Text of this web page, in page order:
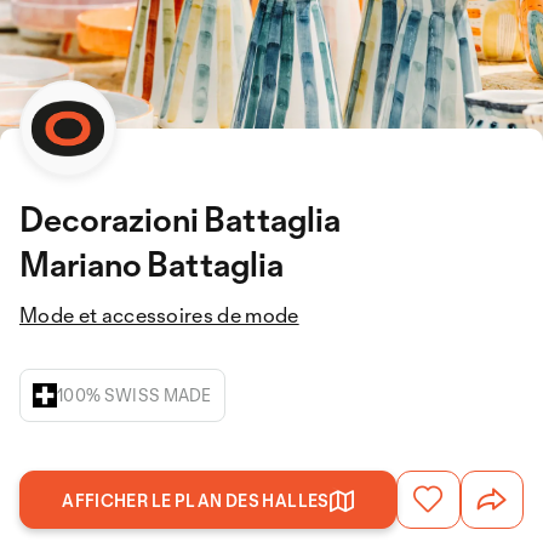
Decorazioni Battaglia
Mariano Battaglia
Mode et accessoires de mode
100% SWISS MADE
AFFICHER LE PLAN DES HALLES